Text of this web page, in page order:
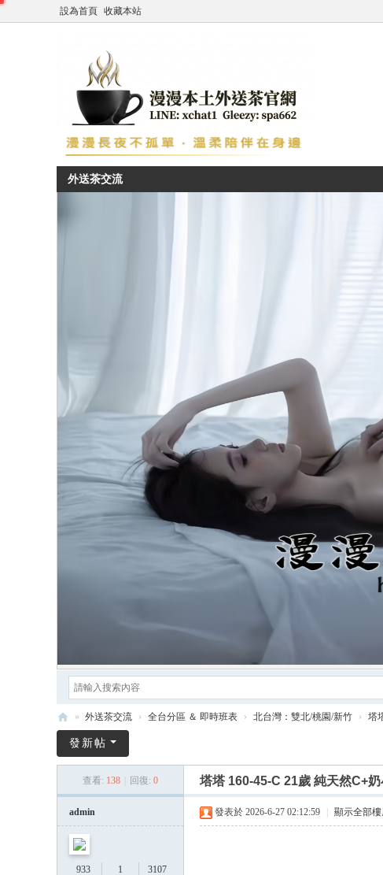
設為首頁 收藏本站
外送茶交流
漫
» 外送茶交流 › 全台分區 ＆ 即時班表 › 北台灣：雙北/桃園/新竹 › 塔
發新帖
查看: 138 回復: 0 塔塔 160-45-C 21歲 純天然C+
admin
933
1
3107
發表於 2026-6-27 02:12:59 顯示全部